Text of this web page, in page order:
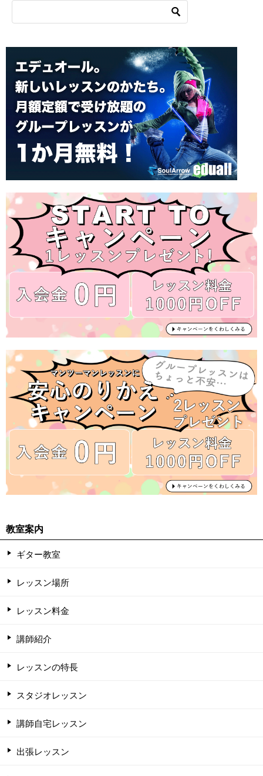
教室案内
ギター教室
レッスン場所
レッスン料金
講師紹介
レッスンの特長
スタジオレッスン
講師自宅レッスン
出張レッスン